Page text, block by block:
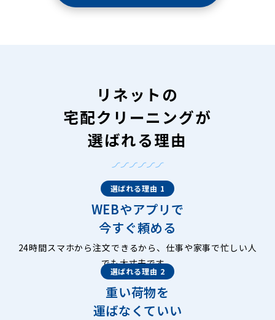
リネットの
宅配クリーニングが
選ばれる理由
選ばれる理由 1
WEBやアプリで
今すぐ頼める
24時間スマホから注文できるから、仕事や家事で忙しい人
でも大丈夫です。
選ばれる理由 2
重い荷物を
運ばなくていい